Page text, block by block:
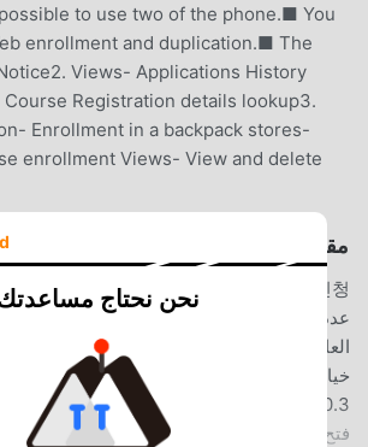
to use two of the phone.■ You
enrollment and duplication.■ The
Views- Applications History
Registration details lookup3.
Enrollment in a backpack stores-
enrollment Views- View and delete
مقدمة 수강신청
نحن نحتاج